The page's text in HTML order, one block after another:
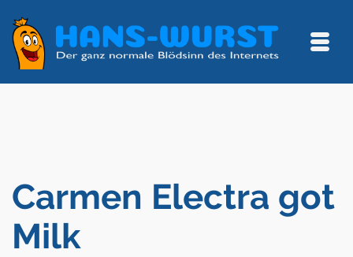
Carmen Electra got
Milk